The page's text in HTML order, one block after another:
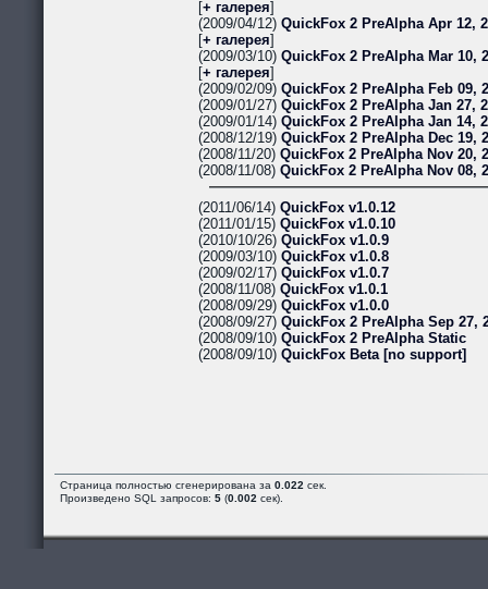
[+ галерея]
(2009/04/12) QuickFox 2 PreAlpha Apr 12,
[+ галерея]
(2009/03/10) QuickFox 2 PreAlpha Mar 10,
[+ галерея]
(2009/02/09) QuickFox 2 PreAlpha Feb 09,
(2009/01/27) QuickFox 2 PreAlpha Jan 27,
(2009/01/14) QuickFox 2 PreAlpha Jan 14,
(2008/12/19) QuickFox 2 PreAlpha Dec 19,
(2008/11/20) QuickFox 2 PreAlpha Nov 20,
(2008/11/08) QuickFox 2 PreAlpha Nov 08,
(2011/06/14) QuickFox v1.0.12
(2011/01/15) QuickFox v1.0.10
(2010/10/26) QuickFox v1.0.9
(2009/03/10) QuickFox v1.0.8
(2009/02/17) QuickFox v1.0.7
(2008/11/08) QuickFox v1.0.1
(2008/09/29) QuickFox v1.0.0
(2008/09/27) QuickFox 2 PreAlpha Sep 27,
(2008/09/10) QuickFox 2 PreAlpha Static
(2008/09/10) QuickFox Beta [no support]
Страница полностью сгенерирована за 0.022 сек.
Произведено SQL запросов: 5 (0.002 сек).